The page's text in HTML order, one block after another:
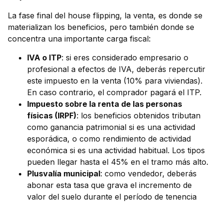
La fase final del house flipping, la venta, es donde se
materializan los beneficios, pero también donde se
concentra una importante carga fiscal:
IVA o ITP: si eres considerado empresario o
profesional a efectos de IVA, deberás repercutir
este impuesto en la venta (10% para viviendas).
En caso contrario, el comprador pagará el ITP.
Impuesto sobre la renta de las personas
físicas (IRPF): los beneficios obtenidos tributan
como ganancia patrimonial si es una actividad
esporádica, o como rendimiento de actividad
económica si es una actividad habitual. Los tipos
pueden llegar hasta el 45% en el tramo más alto.
Plusvalía municipal: como vendedor, deberás
abonar esta tasa que grava el incremento de
valor del suelo durante el período de tenencia